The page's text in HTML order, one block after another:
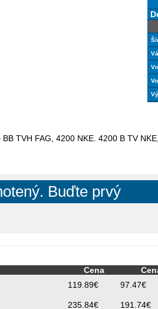
TVH FAG, 4200 NKE. 4200 B TV
Buďte prvý
Cena
119.89€ 97.47€
235.84€ 191.74€